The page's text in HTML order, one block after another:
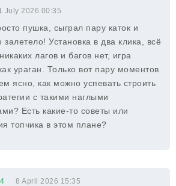
July 2026 00:35
пушка, сыграл пару каток и
залетело! Установка в два клика, всё
лагов и багов нет, игра
ураган. Только вот пару моментов
ясно, как можно успевать строить
с такими наглыми
Есть какие-то советы или
топчика в этом плане?
8 April 2026 15:35